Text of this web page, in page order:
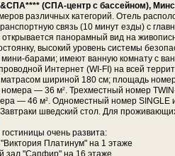
(СПА-центр с бассейном),
различных категорий. Отель
связь (10 минут езды) с
панорамный вид на
высокий уровень системы
барами; имеют ванную комнату с
Интернет (WI-FI) на всей
матрасом шириной 180 см; площадь
номера — 36 м2. Трехместный номер
— 46 м2. Одноместный номер SINGLE
шведский стол. Для
очень развита:
Платинум" на 1 этаже
зал "Сапфир" на 16 этаже